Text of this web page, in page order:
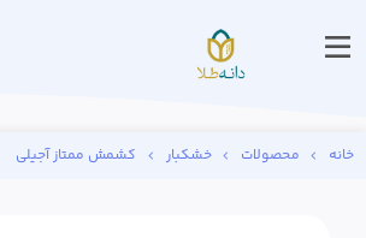
خانه محصولات خشکبار کشمش ممتاز آجیلی